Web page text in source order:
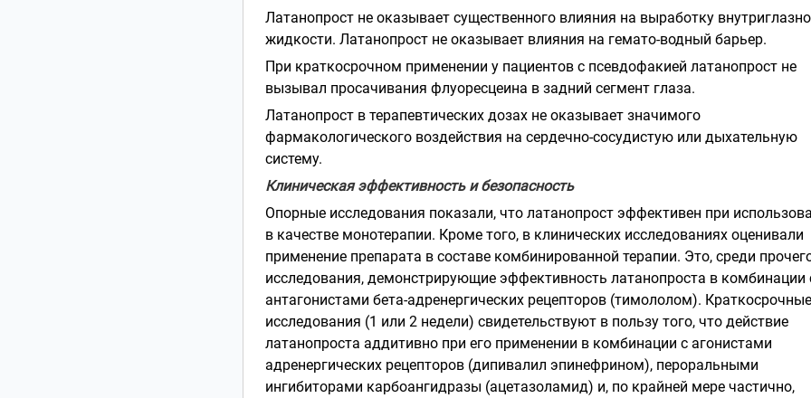
Латанопрост не оказывает существенного влияния на выработку
жидкости. Латанопрост не оказывает влияния на гемато-водный барьер.
При краткосрочном применении у пациентов с псевдофакией латанопрост не
вызывал просачивания флуоресцеина в задний сегмент глаза.
Латанопрост в терапевтических дозах не оказывает значимого
фармакологического воздействия на сердечно-сосудистую или дыхательную
систему.
Клиническая эффективность и безопасность
Опорные исследования показали, что латанопрост эффективен при
в качестве монотерапии. Кроме того, в клинических исследованиях оценивали
применение препарата в составе комбинированной терапии. Это, среди
исследования, демонстрирующие эффективность латанопроста в комбинации
антагонистами бета-адренергических рецепторов (тимололом). Краткосрочные
исследования (1 или 2 недели) свидетельствуют в пользу того, что действие
латанопроста аддитивно при его применении в комбинации с агонистами
адренергических рецепторов (дипивалил эпинефрином), пероральными
ингибиторами карбоангидразы (ацетазоламид) и, по крайней мере частично,